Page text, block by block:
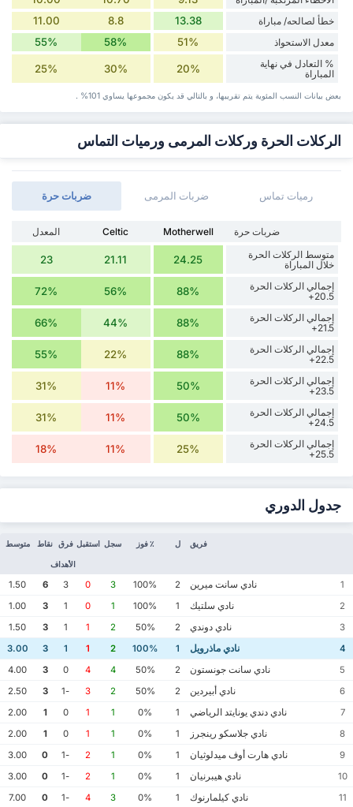
خطأ لصالحه/ مباراة 13.38
8.8
11.00
معدل الاستحواذ 51%
58%
55%
% التعادل في نهاية
المباراة
20%
30%
25%
بعض بيانات ‏النسب المئوية يتم تقريبها، و بالتالي قد ‏يكون مجموعها يساوي 101% .
الركلات الحرة وركلات المرمى ورميات التماس
‏ضربات حرة ضربات المرمى رميات تماس
‏ضربات حرة Motherwell
Celtic
المعدل
متوسط الركلات الحرة
خلال المباراة
24.25
21.11
23
إجمالي الركلات الحرة
20.5+
88%
56%
72%
إجمالي الركلات الحرة
21.5+
88%
44%
66%
إجمالي الركلات الحرة
22.5+
88%
22%
55%
إجمالي الركلات الحرة
23.5+
50%
11%
31%
إجمالي الركلات الحرة
24.5+
50%
11%
31%
إجمالي الركلات الحرة
25.5+
25%
11%
18%
جدول الدوري
فريق ل ٪ فوز سجل استقبل فرق
الأهداف
نقاط متوسط
1 نادي سانت ميرين 2
100%
3
0
3
6
1.50
2
نادي سلتيك 1
100%
1
0
1
3
1.00
3
نادي دوندي 2
50%
2
1
1
3
1.50
4
نادي ماذرويل 1
100%
2
1
1
3
3.00
5
نادي سانت جونستون 2
50%
4
4
0
3
4.00
6
نادي أبيردين 2
50%
2
3
-1
3
2.50
7
نادي دندي يونايتد الرياضي 1
0%
1
1
0
1
2.00
8
نادي جلاسكو رينجرز 1
0%
1
1
0
1
2.00
9
نادي هارت أوف ميدلوثيان 1
0%
1
2
-1
0
3.00
10
نادي هيبرنيان 1
0%
1
2
-1
0
3.00
11
نادي كيلمارنوك 1
0%
3
4
-1
0
7.00